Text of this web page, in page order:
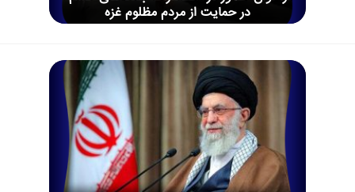
در حمایت از مردم مظلوم غزه